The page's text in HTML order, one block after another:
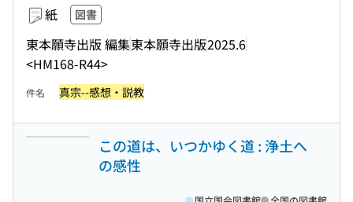
紙 図書
東本願寺出版 編集東本願寺出版2025.6
<HM168-R44>
件名 真宗--感想・説教
この道は、いつかゆく道 : 浄土へ
の感性